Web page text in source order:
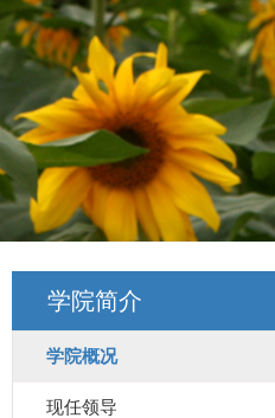
学院简介
学院概况
现任领导